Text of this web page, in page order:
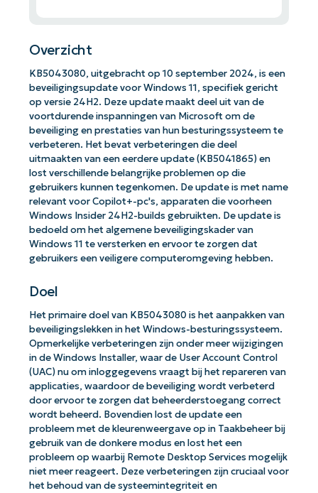
Overzicht
KB5043080, uitgebracht op 10 september 2024, is een
beveiligingsupdate voor Windows 11, specifiek gericht
op versie 24H2. Deze update maakt deel uit van de
voortdurende inspanningen van Microsoft om de
beveiliging en prestaties van hun besturingssysteem te
verbeteren. Het bevat verbeteringen die deel
uitmaakten van een eerdere update (KB5041865) en
lost verschillende belangrijke problemen op die
gebruikers kunnen tegenkomen. De update is met name
relevant voor Copilot+-pc's, apparaten die voorheen
Windows Insider 24H2-builds gebruikten. De update is
bedoeld om het algemene beveiligingskader van
Windows 11 te versterken en ervoor te zorgen dat
gebruikers een veiligere computeromgeving hebben.
Doel
Het primaire doel van KB5043080 is het aanpakken van
beveiligingslekken in het Windows-besturingssysteem.
Opmerkelijke verbeteringen zijn onder meer wijzigingen
in de Windows Installer, waar de User Account Control
(UAC) nu om inloggegevens vraagt bij het repareren van
applicaties, waardoor de beveiliging wordt verbeterd
door ervoor te zorgen dat beheerderstoegang correct
wordt beheerd. Bovendien lost de update een
probleem met de kleurenweergave op in Taakbeheer bij
gebruik van de donkere modus en lost het een
probleem op waarbij Remote Desktop Services mogelijk
niet meer reageert. Deze verbeteringen zijn cruciaal voor
het behoud van de systeemintegriteit en